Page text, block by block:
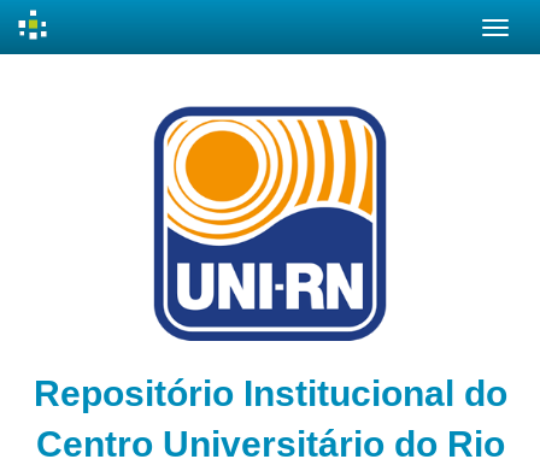
Repositório Institucional do
Centro Universitário do Rio